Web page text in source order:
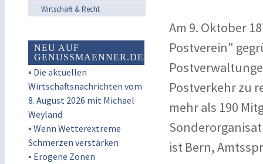
Wirtschaft & Recht
NEU AUF
GENUSSMAENNER.DE
▪ Die aktuellen
Wirtschaftsnachrichten vom
8. August 2026 mit Michael
Weyland
▪ Wenn Wetterextreme
Schmerzen verstärken
▪ Erogene Zonen
Am 9. Oktober
Postverein"
Postverkehr zu
mehr als 190
ist Bern,